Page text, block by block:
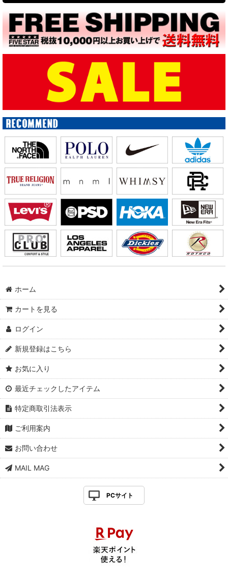
ホーム
カートを見る
ログイン
新規登録はこちら
お気に入り
最近チェックしたアイテム
特定商取引法表示
ご利用案内
お問い合わせ
MAIL MAG
PCサイト